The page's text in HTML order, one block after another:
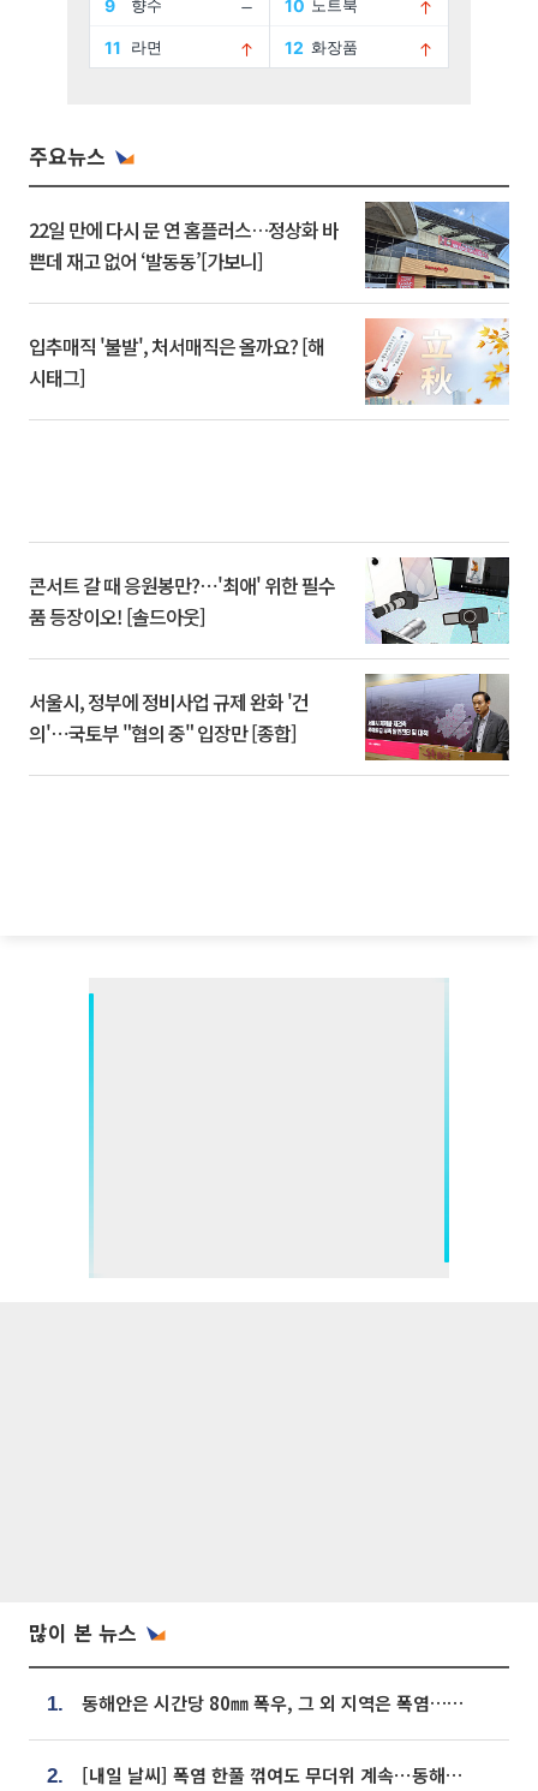
주요뉴스
22일 만에 다시 문 연 홈플러스…정상화 바
쁜데 재고 없어 ‘발동동’[가보니]
입추매직 '불발', 처서매직은 올까요? [해
시태그]
콘서트 갈 때 응원봉만?⋯'최애' 위한 필수
품 등장이오! [솔드아웃]
서울시, 정부에 정비사업 규제 완화 '건
의'⋯국토부 "협의 중" 입장만 [종합]
많이 본 뉴스
1. 동해안은 시간당 80㎜ 폭우, 그 외 지역은 폭염…‘극과 극 날씨’
2. [내일 날씨] 폭염 한풀 꺾여도 무더위 계속⋯동해안 이틀 연속 비